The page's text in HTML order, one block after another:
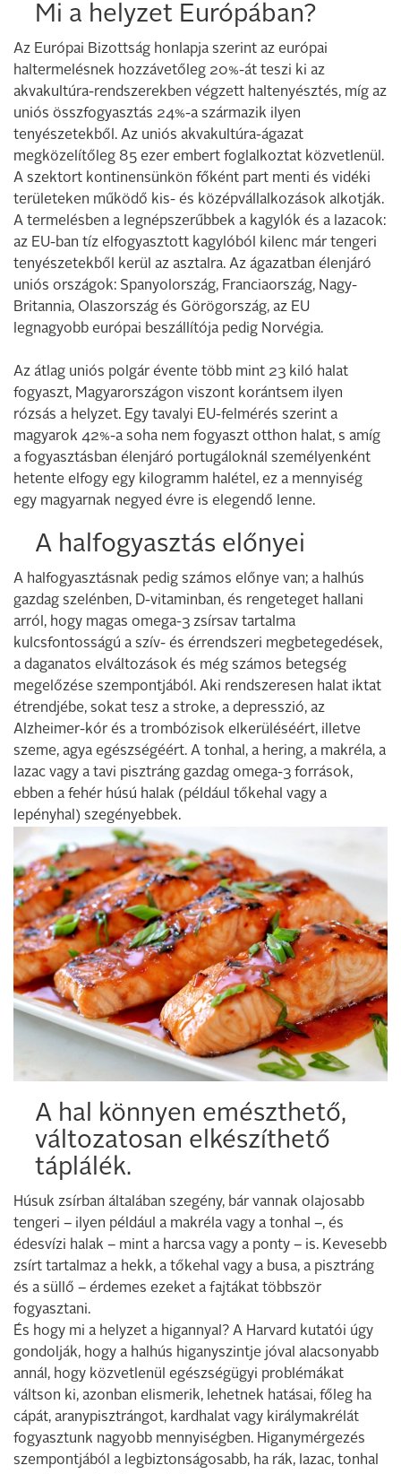
Mi a helyzet Európában?
Az Európai Bizottság honlapja szerint az európai
haltermelésnek hozzávetőleg 20%-át teszi ki az
akvakultúra-rendszerekben végzett haltenyésztés, míg az
uniós összfogyasztás 24%-a származik ilyen
tenyészetekből. Az uniós akvakultúra-ágazat
megközelítőleg 85 ezer embert foglalkoztat közvetlenül.
A szektort kontinensünkön főként part menti és vidéki
területeken működő kis- és középvállalkozások alkotják.
A termelésben a legnépszerűbbek a kagylók és a lazacok:
az EU-ban tíz elfogyasztott kagylóból kilenc már tengeri
tenyészetekből kerül az asztalra. Az ágazatban élenjáró
uniós országok: Spanyolország, Franciaország, Nagy-
Britannia, Olaszország és Görögország, az EU
legnagyobb európai beszállítója pedig Norvégia.
Az átlag uniós polgár évente több mint 23 kiló halat
fogyaszt, Magyarországon viszont korántsem ilyen
rózsás a helyzet. Egy tavalyi EU-felmérés szerint a
magyarok 42%-a soha nem fogyaszt otthon halat, s amíg
a fogyasztásban élenjáró portugáloknál személyenként
hetente elfogy egy kilogramm halétel, ez a mennyiség
egy magyarnak negyed évre is elegendő lenne.
A halfogyasztás előnyei
A halfogyasztásnak pedig számos előnye van; a halhús
gazdag szelénben, D-vitaminban, és rengeteget hallani
arról, hogy magas omega-3 zsírsav tartalma
kulcsfontosságú a szív- és érrendszeri megbetegedések,
a daganatos elváltozások és még számos betegség
megelőzése szempontjából. Aki rendszeresen halat iktat
étrendjébe, sokat tesz a stroke, a depresszió, az
Alzheimer-kór és a trombózisok elkerüléséért, illetve
szeme, agya egészségéért. A tonhal, a hering, a makréla, a
lazac vagy a tavi pisztráng gazdag omega-3 források,
ebben a fehér húsú halak (például tőkehal vagy a
lepényhal) szegényebbek.
A hal könnyen emészthető,
változatosan elkészíthető
táplálék.
Húsuk zsírban általában szegény, bár vannak olajosabb
tengeri – ilyen például a makréla vagy a tonhal –, és
édesvízi halak – mint a harcsa vagy a ponty – is. Kevesebb
zsírt tartalmaz a hekk, a tőkehal vagy a busa, a pisztráng
és a süllő – érdemes ezeket a fajtákat többször
fogyasztani.
És hogy mi a helyzet a higannyal? A Harvard kutatói úgy
gondolják, hogy a halhús higanyszintje jóval alacsonyabb
annál, hogy közvetlenül egészségügyi problémákat
váltson ki, azonban elismerik, lehetnek hatásai, főleg ha
cápát, aranypisztrángot, kardhalat vagy királymakrélát
fogyasztunk nagyobb mennyiségben. Higanymérgezés
szempontjából a legbiztonságosabb, ha rák, lazac, tonhal